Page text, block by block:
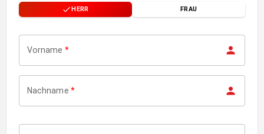
HERR FRAU
Vorname *
Nachname *